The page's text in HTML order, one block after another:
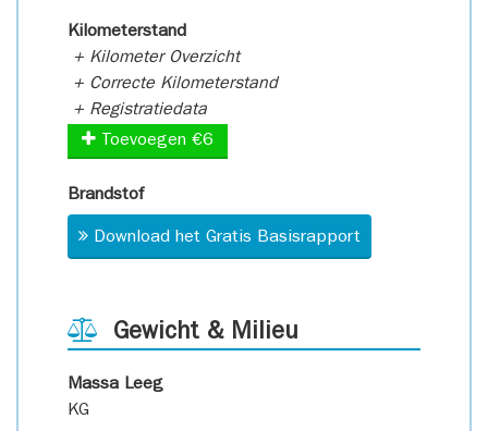
Kilometerstand
+ Kilometer Overzicht
+ Correcte Kilometerstand
+ Registratiedata
Toevoegen €6
Brandstof
Download het Gratis Basisrapport
Gewicht & Milieu
Massa Leeg
KG